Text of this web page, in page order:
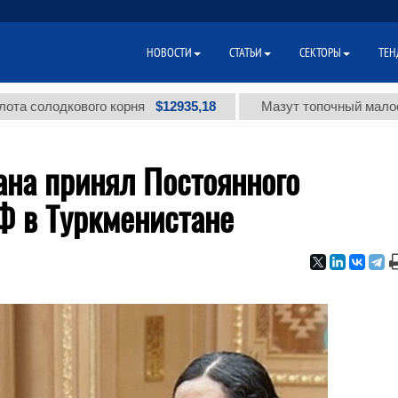
корня $12935,18 Мазут топочный
принял Постоянного
Туркменистане
НОВОСТИ СТАТЬИ СЕКТОРЫ